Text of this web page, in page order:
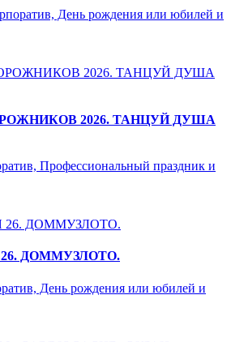
День рождения или юбилей и
2026. ТАНЦУЙ ДУША
Профессиональный праздник и
ДОММУЗЛОТО.
День рождения или юбилей и